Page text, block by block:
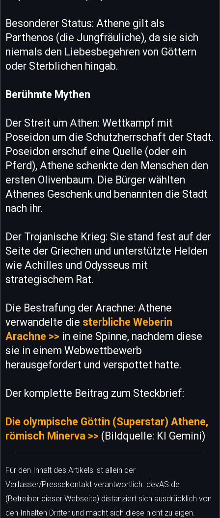
Besonderer Status: Athene gilt als
Parthenos (die Jungfräuliche), da sie sich
niemals den Liebesbegehren von Göttern
oder Sterblichen hingab.
Berühmte Mythen
Der Streit um Athen: Wettkampf mit
Poseidon um die Schutzherrschaft der Stadt.
Poseidon erschuf eine Quelle (oder ein
Pferd), Athene schenkte den Menschen den
ersten Olivenbaum. Die Bürger wählten
Athenes Geschenk und benannten die Stadt
nach ihr.
Der Trojanische Krieg: Sie stand fest auf der
Seite der Griechen und unterstützte Helden
wie Achilles und Odysseus mit
strategischem Rat.
Die Bestrafung der Arachne: Athene
verwandelte die sterbliche Weberin
Arachne >> in eine Spinne, nachdem diese
sie in einem Webwettbewerb
herausgefordert und verspottet hatte.
Der komplette Beitrag zum Steckbrief:
Die olympische Göttin (Superstar) Athene,
römisch Minerva >> (Bildquelle: KI Gemini)
Für den Inhalt des Artikels ist allein der
Verfasser/Pressekontakt verantwortlich. devAS.de
(Betreiber dieser Webseite) distanziert sich ausdrücklich von
den Inhalten Dritter und macht sich diese nicht zu eigen.